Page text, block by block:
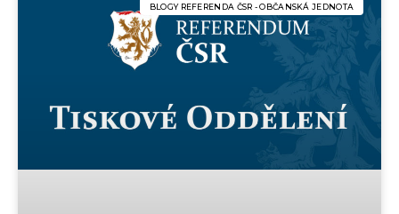
BLOGY REFERENDA ČSR - OBČANSKÁ JEDNOTA